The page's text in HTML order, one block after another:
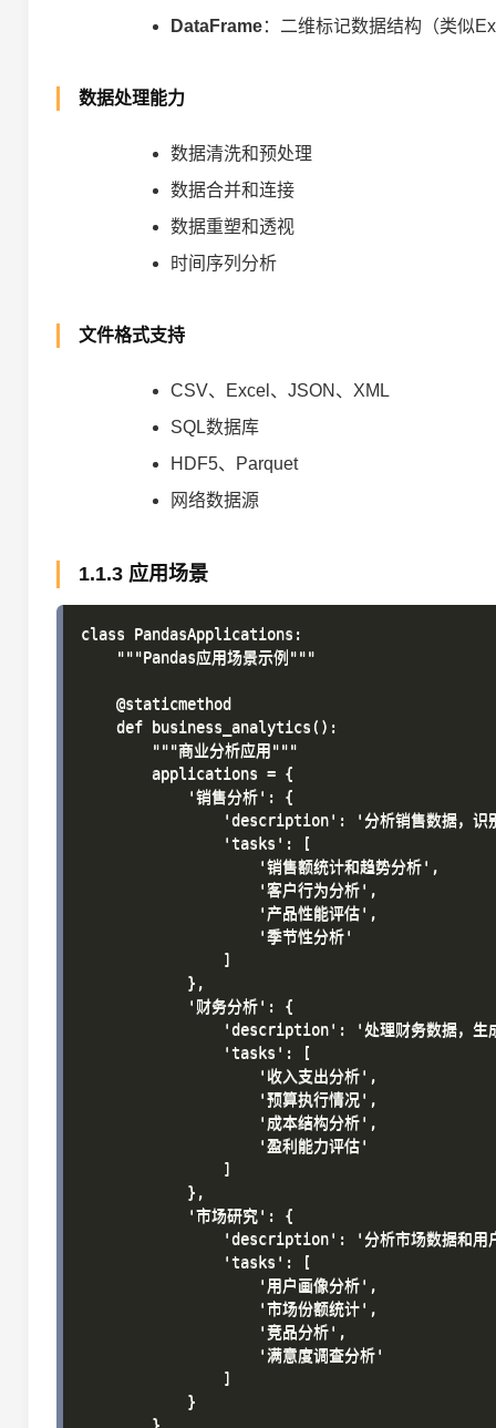
DataFrame：二维标记数据结构（类似
数据处理能力
数据清洗和预处理
数据合并和连接
数据重塑和透视
时间序列分析
文件格式支持
CSV、Excel、JSON、XML
SQL数据库
HDF5、Parquet
网络数据源
1.1.3 应用场景
class PandasApplications:
    """Pandas应用场景示例"""
    @staticmethod
    def business_analytics():
        """商业分析应用"""
        applications = {
            '销售分析': {
'description': '分析销售数据，识
                'tasks': [
                    '销售额统计和趋势分析',
                    '客户行为分析',
                    '产品性能评估',
                    '季节性分析'
                ]
            },
            '财务分析': {
'description': '处理财务数据，生
                'tasks': [
                    '收入支出分析',
                    '预算执行情况',
                    '成本结构分析',
                    '盈利能力评估'
                ]
            },
            '市场研究': {
'description': '分析市场数据和用
                'tasks': [
                    '用户画像分析',
                    '市场份额统计',
                    '竞品分析',
                    '满意度调查分析'
                ]
            }